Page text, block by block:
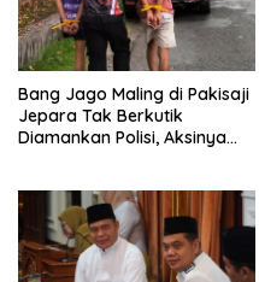
Bang Jago Maling di Pakisaji
Jepara Tak Berkutik
Diamankan Polisi, Aksinya